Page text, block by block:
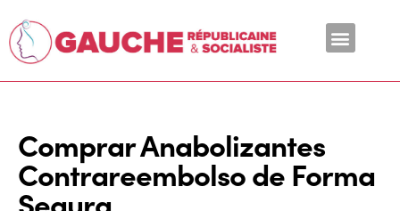
Comprar Anabolizantes
Contrareembolso de Forma
Segura